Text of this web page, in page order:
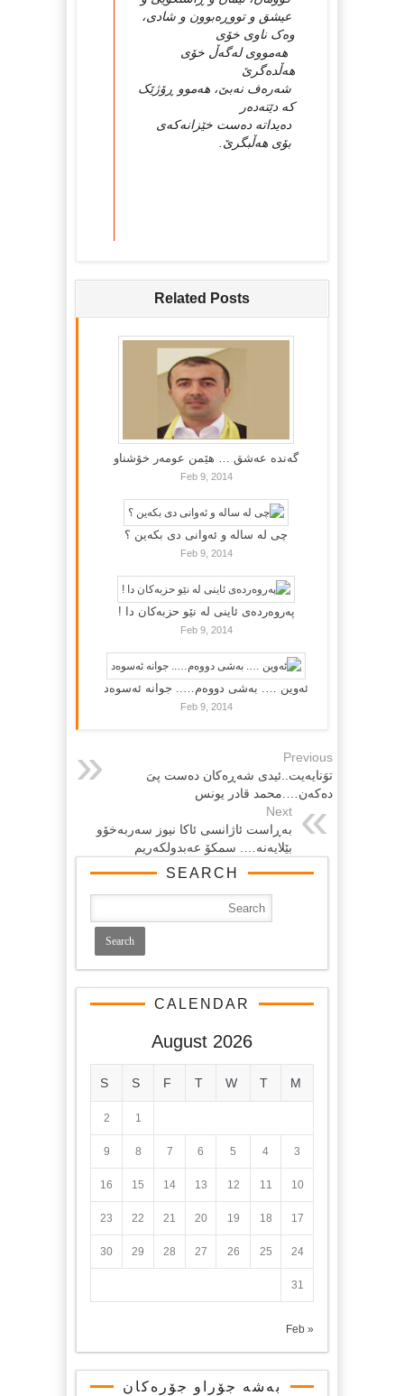
عیشق و تووڕه‌بوون و شادی،
وه‌ک ناوی خۆی
هه‌مووی له‌گه‌ڵ خۆی
هه‌ڵده‌گرێ
شه‌ره‌ف نه‌بێ، هه‌موو ڕۆژێک
که‌ دێته‌ده‌ر
ده‌یداته‌ ده‌ست خێزانه‌که‌ی
بۆی هه‌ڵبگرێ.
Related Posts
گه‌نده‌ عه‌شق … هێمن عومه‌ر خۆشناو
Feb 9, 2014
چی لە سالە و ئەوانی دی بكەین ؟
Feb 9, 2014
پەروەردەی ئاینی لە نێو حزبەکان دا !
Feb 9, 2014
ئەوین …. بەشی دووەم….. جوانە ئەسوەد
Feb 9, 2014
Previous
توَنایەیت..ئیدى شەڕەكان دەست پىَ
دەكەن….محمد قادر یونس
Next
بەڕاست ئاژانسى ئاكا نیوز سەربەخۆو
بێلایەنە…. سمكۆ عەبدولكەریم
SEARCH
CALENDAR
August 2026
M
T
W
T
F
S
S
1
2
3
4
5
6
7
8
9
10
11
12
13
14
15
16
17
18
19
20
21
22
23
24
25
26
27
28
29
30
31
« Feb
بەشە جۆراو جۆرەکان